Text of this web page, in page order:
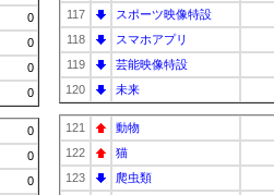
0
0
0
0
0
0
0
117
スポーツ映像特設
118
スマホアプリ
119
芸能映像特設
120
未来
121
動物
122
猫
123
爬虫類